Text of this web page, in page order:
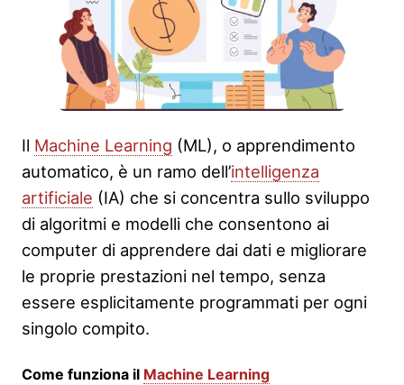
Il Machine Learning (ML), o apprendimento
automatico, è un ramo dell’intelligenza
artificiale (IA) che si concentra sullo sviluppo
di algoritmi e modelli che consentono ai
computer di apprendere dai dati e migliorare
le proprie prestazioni nel tempo, senza
essere esplicitamente programmati per ogni
singolo compito.
Come funziona il Machine Learning